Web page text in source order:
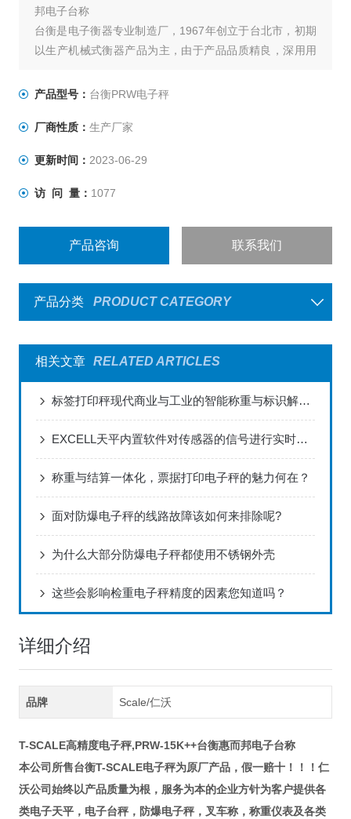
邦电子台称
台衡是电子衡器专业制造厂，1967年创立于台北市，初期
以生产机械式衡器产品为主，由于产品品质精良，深用用
*"的信念，不断推出一系列高品质产品，提高生产效益，同
创造无限的价值与优势，是您值得信赖的事业伙伴。
产品型号： 台衡PRW电子秤
厂商性质： 生产厂家
更新时间： 2023-06-29
访 问 量： 1077
产品咨询 联系我们
产品分类 PRODUCT CATEGORY
相关文章 RELATED ARTICLES
标签打印秤现代商业与工业的智能称重与标识解决方案
EXCELL天平内置软件对传感器的信号进行实时处理和分析
称重与结算一体化，票据打印电子秤的魅力何在？
面对防爆电子秤的线路故障该如何来排除呢?
为什么大部分防爆电子秤都使用不锈钢外壳
这些会影响检重电子秤精度的因素您知道吗？
详细介绍
品牌 Scale/仁沃
T-SCALE高精度电子秤,PRW-15K++台衡惠而邦电子台称
本公司所售台衡T-SCALE电子秤为原厂产品，假一赔十！！！仁
沃公司始终以产品质量为根，服务为本的企业方针为客户提供各
类电子天平，电子台秤，防爆电子秤，叉车称，称重仪表及各类